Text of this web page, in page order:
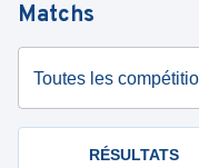
Matchs
Toutes les
RÉSULTATS